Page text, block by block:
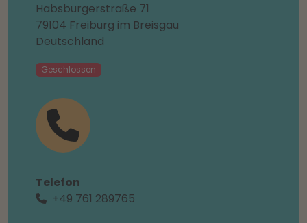
Habsburgerstraße 71
79104 Freiburg im Breisgau
Deutschland
Geschlossen
Telefon
+49 761 289765